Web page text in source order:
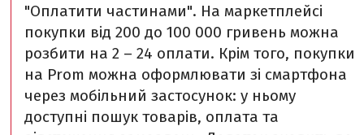
"Оплатити частинами". На маркетплейсі
покупки від 200 до 100 000 гривень можна
розбити на 2 – 24 оплати. Крім того, покупки
на Prom можна оформлювати зі смартфона
через мобільний застосунок: у ньому
доступні пошук товарів, оплата та